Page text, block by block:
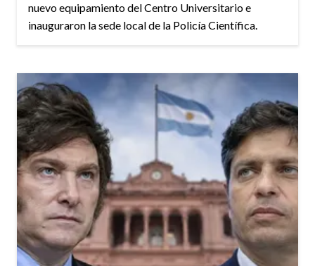
nuevo equipamiento del Centro Universitario e
inauguraron la sede local de la Policía Científica.